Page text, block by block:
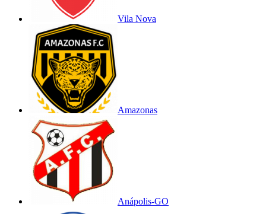
Vila Nova
Amazonas
Anápolis-GO